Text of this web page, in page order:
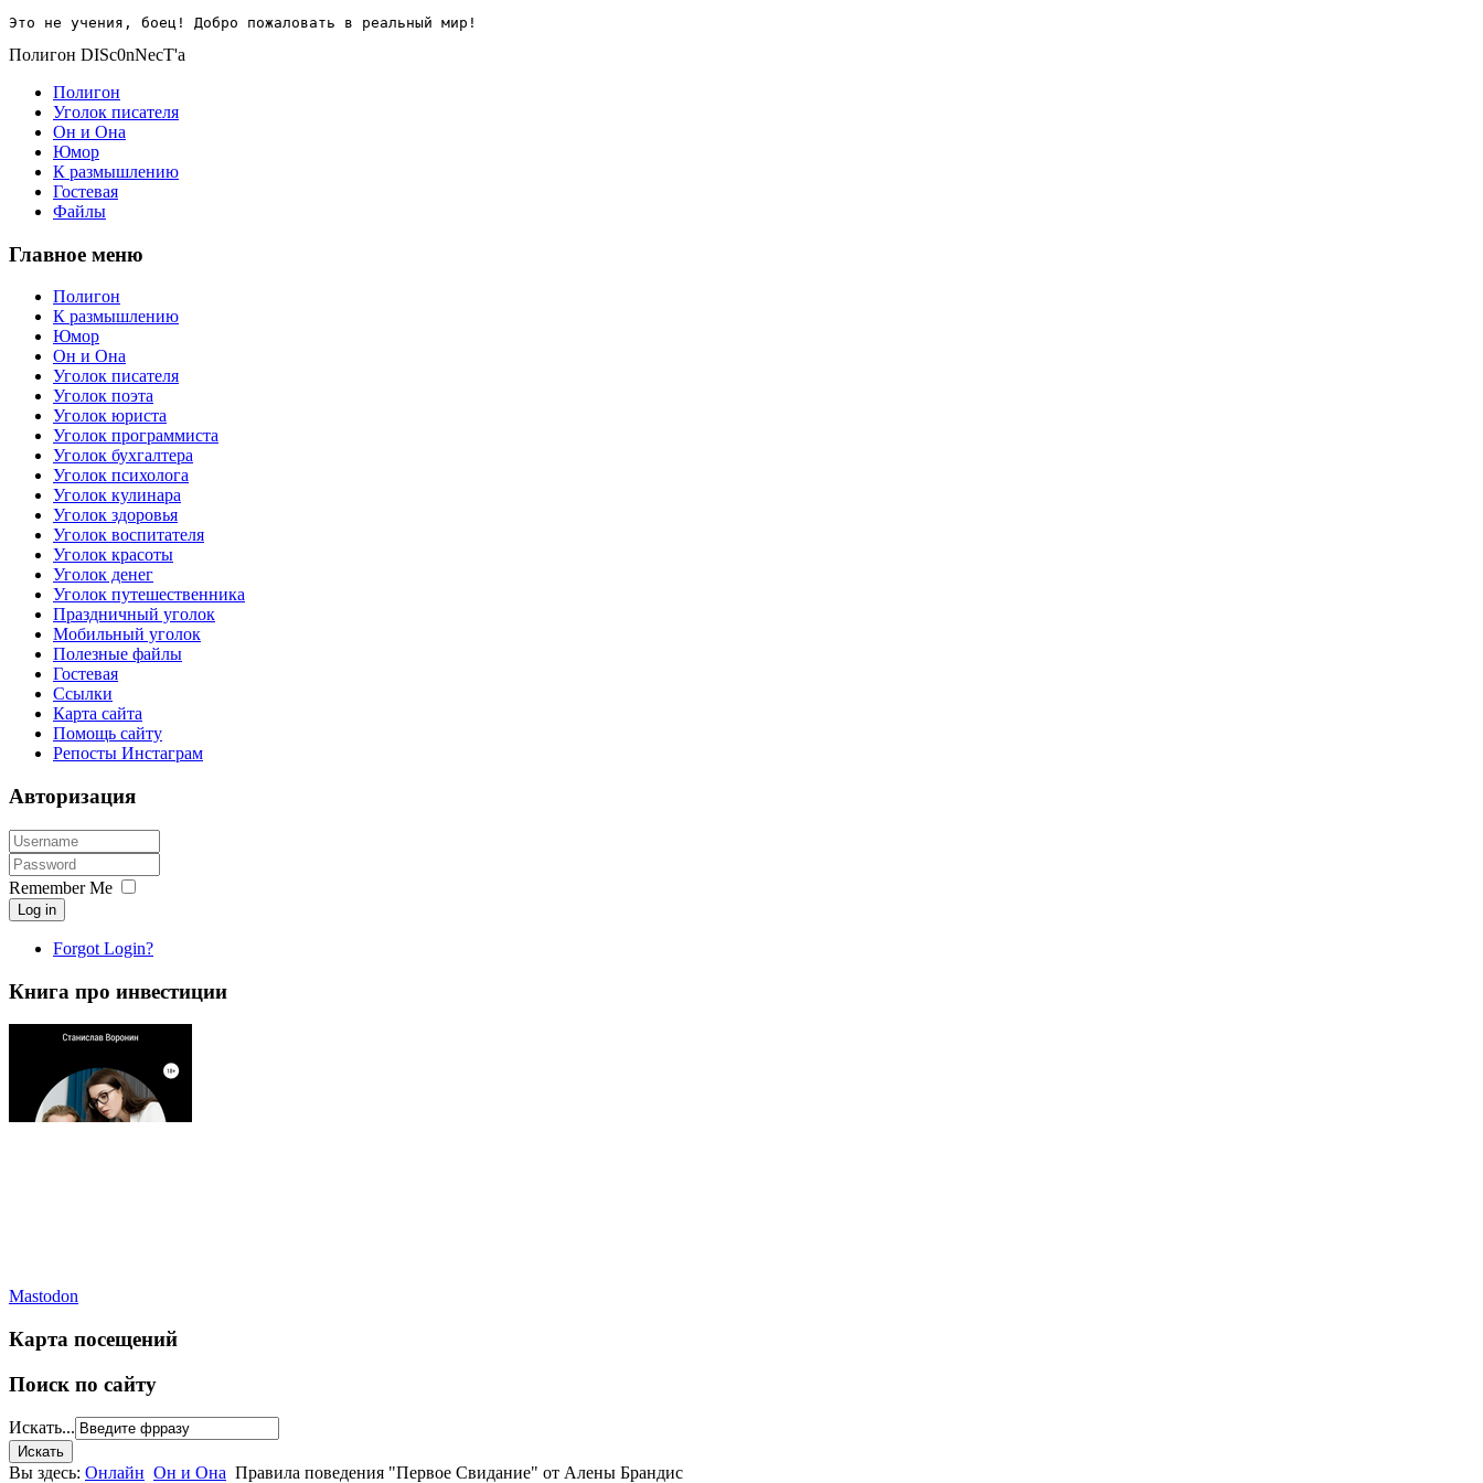
Это не учения, боец! Добро пожаловать в реальный мир!
Полигон DISc0nNecT'a
Полигон
Уголок писателя
Он и Она
Юмор
К размышлению
Гостевая
Файлы
Главное меню
Полигон
К размышлению
Юмор
Он и Она
Уголок писателя
Уголок поэта
Уголок юриста
Уголок программиста
Уголок бухгалтера
Уголок психолога
Уголок кулинара
Уголок здоровья
Уголок воспитателя
Уголок красоты
Уголок денег
Уголок путешественника
Праздничный уголок
Мобильный уголок
Полезные файлы
Гостевая
Ссылки
Карта сайта
Помощь сайту
Репосты Инстаграм
Авторизация
Remember Me
Log in
Forgot Login?
Книга про инвестиции
Mastodon
Карта посещений
Поиск по сайту
Искать...
Вы здесь: Онлайн Он и Она Правила поведения "Первое Свидание" от Алены Брандис